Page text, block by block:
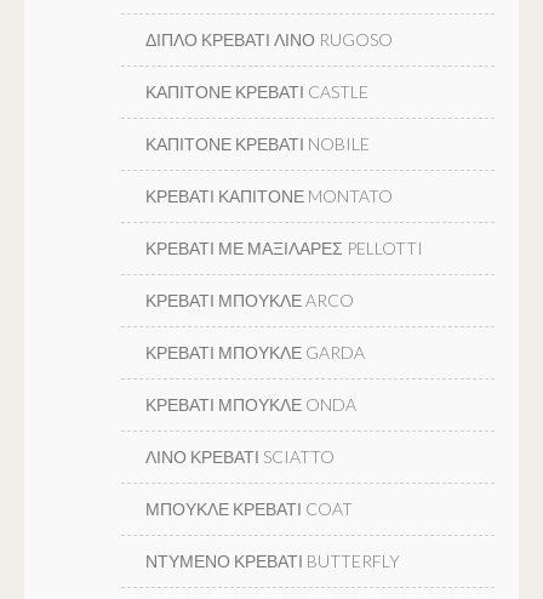
ΔΙΠΛΟ ΚΡΕΒΑΤΙ ΛΙΝΟ RUGOSO
ΚΑΠΙΤΟΝΕ ΚΡΕΒΑΤΙ CASTLE
ΚΑΠΙΤΟΝΕ ΚΡΕΒΑΤΙ NOBILE
ΚΡΕΒΑΤΙ ΚΑΠΙΤΟΝΕ MONTATO
ΚΡΕΒΑΤΙ ΜΕ ΜΑΞΙΛΑΡΕΣ PELLOTTI
ΚΡΕΒΑΤΙ ΜΠΟΥΚΛΕ ARCO
ΚΡΕΒΑΤΙ ΜΠΟΥΚΛΕ GARDA
ΚΡΕΒΑΤΙ ΜΠΟΥΚΛΕ ONDA
ΛΙΝΟ ΚΡΕΒΑΤΙ SCIATTO
ΜΠΟΥΚΛΕ ΚΡΕΒΑΤΙ COAT
ΝΤΥΜΕΝΟ ΚΡΕΒΑΤΙ BUTTERFLY